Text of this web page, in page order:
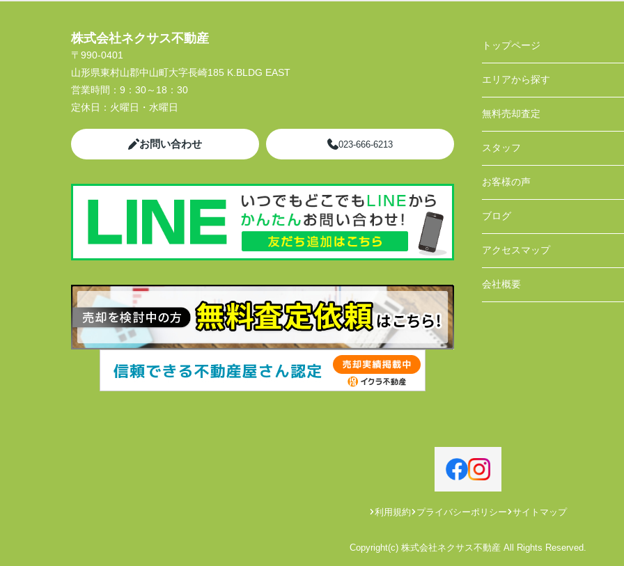
株式会社ネクサス不動産
〒990-0401
山形県東村山郡中山町大字長崎185 K.BLDG EAST
営業時間： 9：30～18：30
定休日： 火曜日・水曜日
お問い合わせ 023-666-6213
トップページ
エリアから探す
無料売却査定
スタッフ
お客様の声
ブログ
アクセスマップ
会社概要
利用規約 プライバシーポリシー サイトマップ
Copyright(c) 株式会社ネクサス不動産 All Rights Reserved.